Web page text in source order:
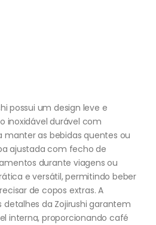
possui um design leve e
inoxidável durável com
as bebidas quentes ou
ajustada com fecho de
durante viagens ou
e versátil, permitindo beber
de copos extras. A
da Zojirushi garantem
interna, proporcionando café